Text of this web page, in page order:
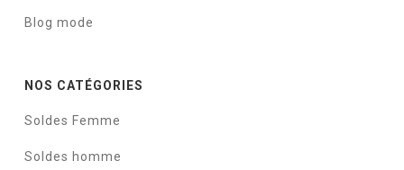
Blog mode
NOS CATÉGORIES
Soldes Femme
Soldes homme